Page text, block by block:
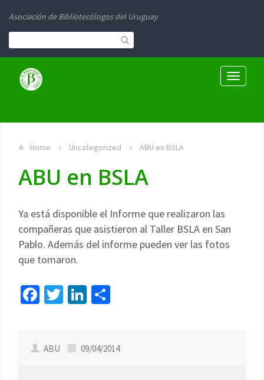
Asociación de Bibliotecólogos del Uruguay
Toggle
Home Uncategorized ABU en BSLA
ABU en BSLA
Ya está disponible el Informe que realizaron las
compañeras que asistieron al Taller BSLA en San
Pablo. Además del informe pueden ver las fotos
que tomaron.
Facebook
TwitterLinkedIn
ABU 09/04/2014